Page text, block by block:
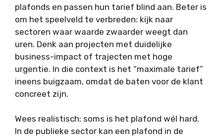
plafonds en passen hun tarief blind aan. Beter is
om het speelveld te verbreden: kijk naar
sectoren waar waarde zwaarder weegt dan
uren. Denk aan projecten met duidelijke
business-impact of trajecten met hoge
urgentie. In die context is het “maximale tarief”
ineens buigzaam, omdat de baten voor de klant
concreet zijn.
Wees realistisch: soms is het plafond wél hard.
In de publieke sector kan een plafond in de